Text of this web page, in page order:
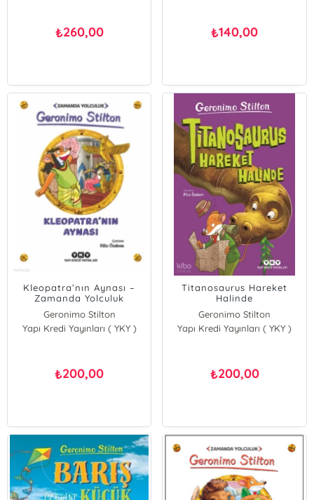
₺260,00 ₺140,00
Kleopatra’nın Aynası –
Zamanda Yolculuk
Geronimo Stilton
Yapı Kredi Yayınları ( YKY )
₺200,00
Titanosaurus Hareket
Halinde
Geronimo Stilton
Yapı Kredi Yayınları ( YKY )
₺200,00